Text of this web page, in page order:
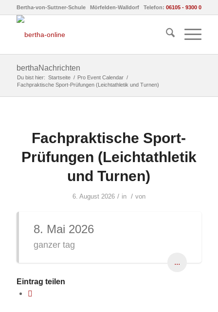
Bertha-von-Suttner-Schule Mörfelden-Walldorf Telefon: 06105 - 9300 0
berthaNachrichten
Du bist hier: Startseite / Pro Event Calendar /
Fachpraktische Sport-Prüfungen (Leichtathletik und Turnen)
Fachpraktische Sport-
Prüfungen (Leichtathletik
und Turnen)
6. August 2026 / in / von
8. Mai 2026
ganzer tag
...
Eintrag teilen